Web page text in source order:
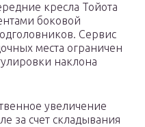
кресла Тойота
боковой
Сервис
места ограничен
наклона
увеличение
за счет складывания